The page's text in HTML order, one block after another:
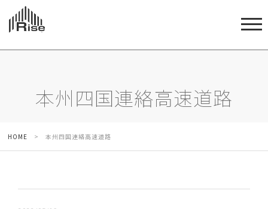
本州四国連絡高速道路
HOME > 本州四国連絡高速道路